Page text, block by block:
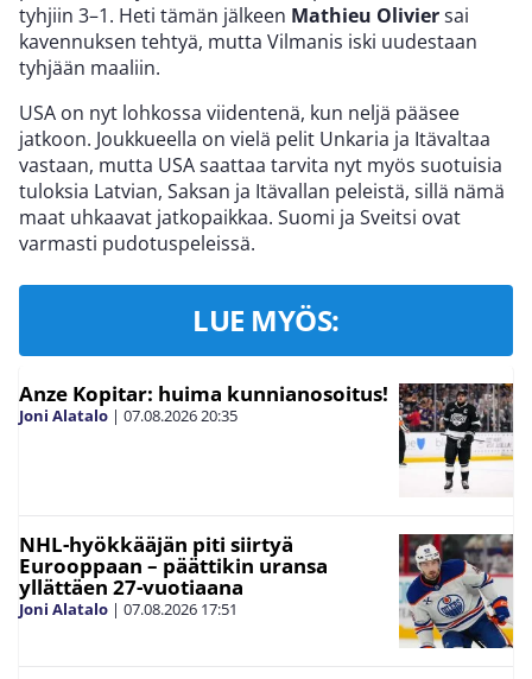
tyhjiin 3–1. Heti tämän jälkeen Mathieu Oliviersai
kavennuksen tehtyä, mutta Vilmanis iski uudestaan
tyhjään maaliin.
USA on nyt lohkossa viidentenä, kun neljä pääsee
jatkoon. Joukkueella on vielä pelit Unkaria ja Itävaltaa
vastaan, mutta USA saattaa tarvita nyt myös suotuisia
tuloksia Latvian, Saksan ja Itävallan peleistä, sillä nämä
maat uhkaavat jatkopaikkaa. Suomi ja Sveitsi ovat
varmasti pudotuspeleissä.
LUE MYÖS:
Anze Kopitar: huima kunnianosoitus!
Joni Alatalo | 07.08.202620:35
NHL-hyökkääjän piti siirtyä
Eurooppaan – päättikin uransa
yllättäen 27-vuotiaana
Joni Alatalo | 07.08.2026 17:51